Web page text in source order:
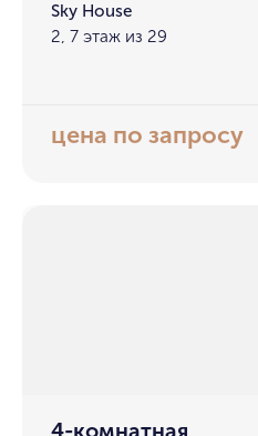
Sky House
2, 7 этаж из 29
цена по запросу
4-комнатная